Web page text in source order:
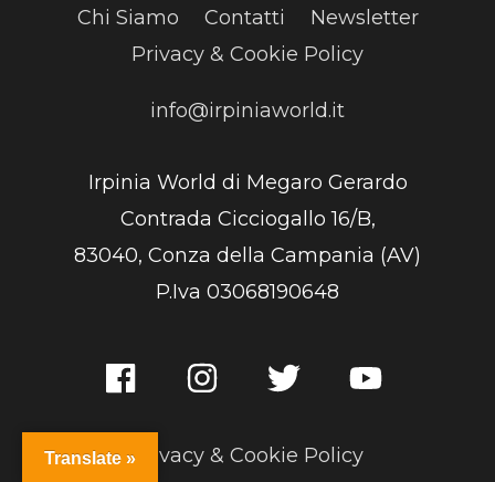
Chi Siamo Contatti
Newsletter
Privacy & Cookie Policy
info@irpiniaworld.it
Irpinia World di Megaro Gerardo
Contrada Cicciogallo 16/B,
83040, Conza della Campania (AV)
P.Iva 03068190648
Privacy & Cookie Policy
Translate »